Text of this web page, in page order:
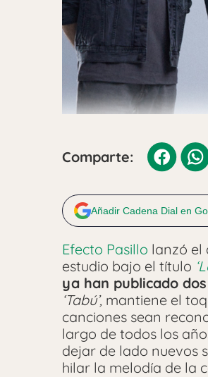
Comparte:
Añadir Cadena Dial en
Efecto Pasillo lanzó el
estudio bajo el título
ya han publicado
‘Tabú’, mantiene el
canciones sean
largo de todos los
dejar de lado nuevos
hilar la melodía de la